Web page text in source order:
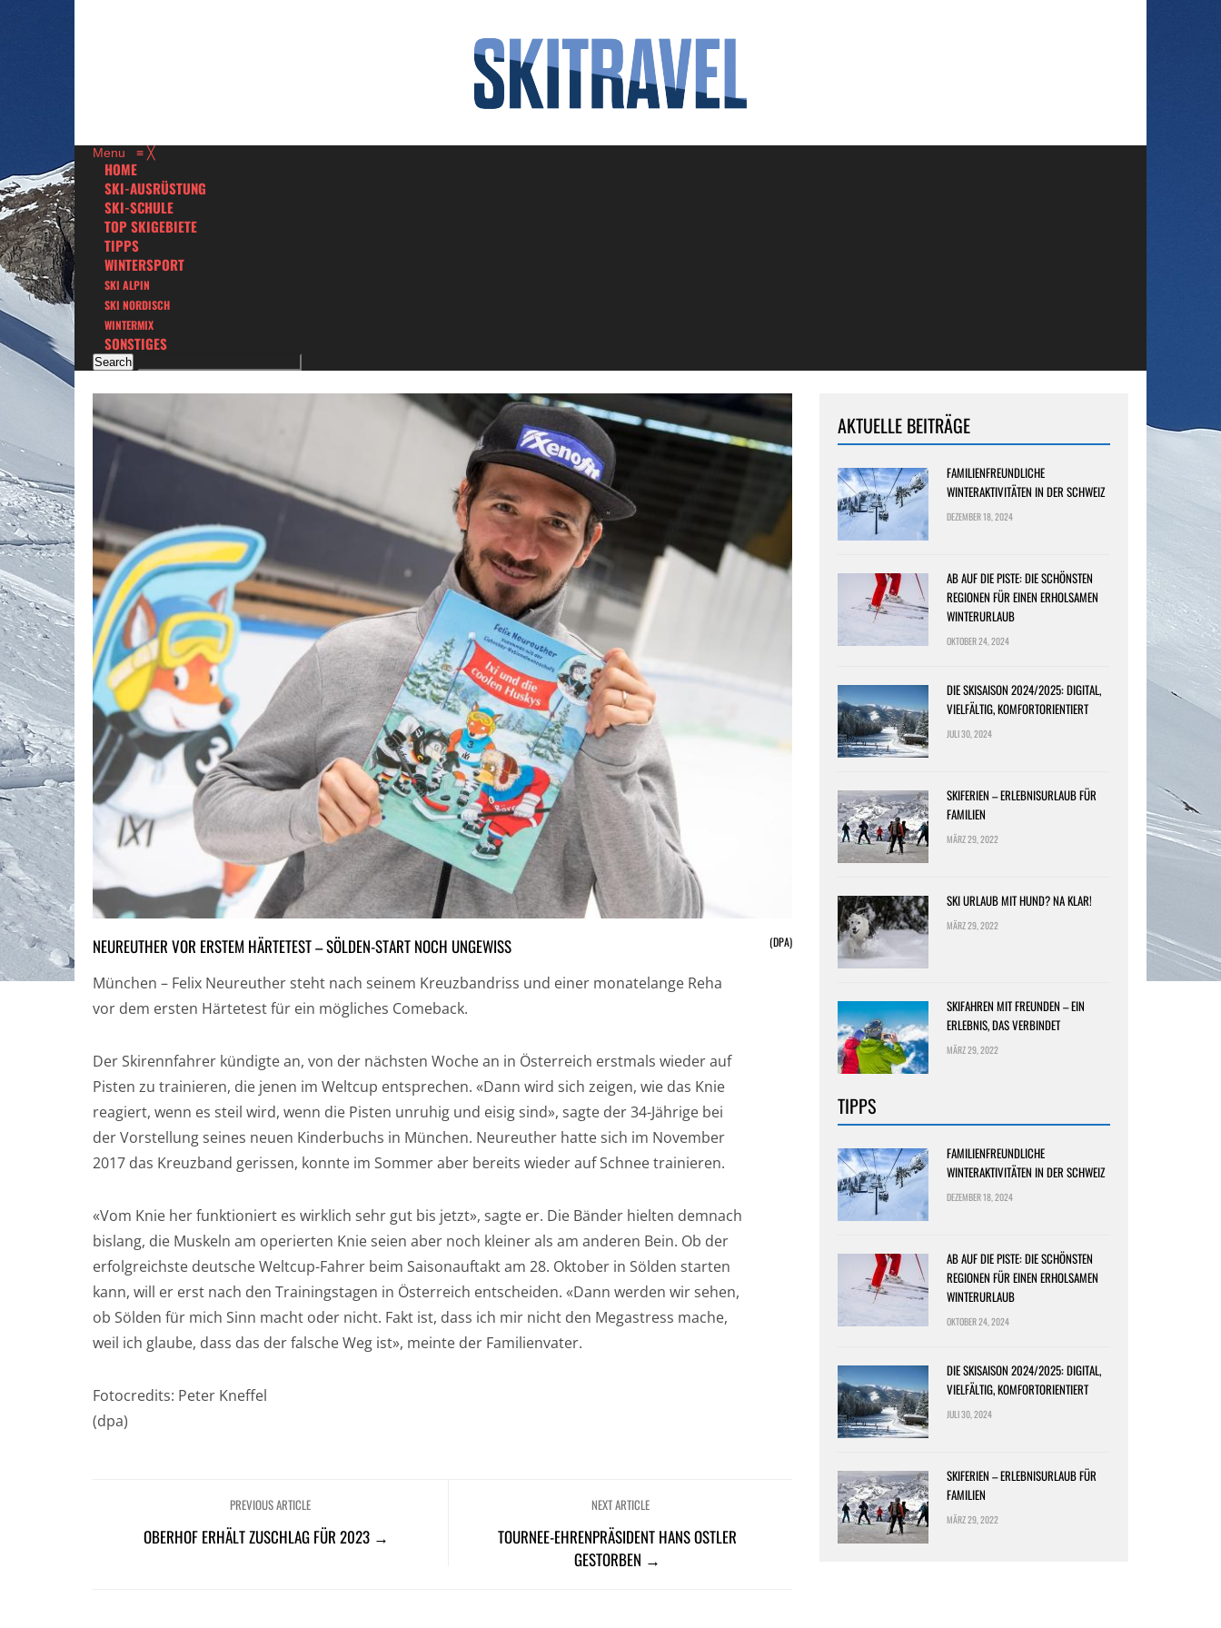
Menu ≡ ╳
HOME
SKI-AUSRÜSTUNG
SKI-SCHULE
TOP SKIGEBIETE
TIPPS
WINTERSPORT
SKI ALPIN
SKI NORDISCH
WINTERMIX
SONSTIGES
NEUREUTHER VOR ERSTEM HÄRTETEST – SÖLDEN-START NOCH UNGEWISS (DPA)
München – Felix Neureuther steht nach seinem Kreuzbandriss und einer monatelange Reha
vor dem ersten Härtetest für ein mögliches Comeback.
Der Skirennfahrer kündigte an, von der nächsten Woche an in Österreich erstmals wieder auf
Pisten zu trainieren, die jenen im Weltcup entsprechen. «Dann wird sich zeigen, wie das Knie
reagiert, wenn es steil wird, wenn die Pisten unruhig und eisig sind», sagte der 34-Jährige bei
der Vorstellung seines neuen Kinderbuchs in München. Neureuther hatte sich im November
2017 das Kreuzband gerissen, konnte im Sommer aber bereits wieder auf Schnee trainieren.
«Vom Knie her funktioniert es wirklich sehr gut bis jetzt», sagte er. Die Bänder hielten demnach
bislang, die Muskeln am operierten Knie seien aber noch kleiner als am anderen Bein. Ob der
erfolgreichste deutsche Weltcup-Fahrer beim Saisonauftakt am 28. Oktober in Sölden starten
kann, will er erst nach den Trainingstagen in Österreich entscheiden. «Dann werden wir sehen,
ob Sölden für mich Sinn macht oder nicht. Fakt ist, dass ich mir nicht den Megastress mache,
weil ich glaube, dass das der falsche Weg ist», meinte der Familienvater.
Fotocredits: Peter Kneffel
(dpa)
PREVIOUS ARTICLE
OBERHOF ERHÄLT ZUSCHLAG FÜR 2023 →
NEXT ARTICLE
TOURNEE-EHRENPRÄSIDENT HANS OSTLER
GESTORBEN →
AKTUELLE BEITRÄGE
FAMILIENFREUNDLICHE
WINTERAKTIVITÄTEN IN DER SCHWEIZ
DEZEMBER 18, 2024
AB AUF DIE PISTE: DIE SCHÖNSTEN
REGIONEN FÜR EINEN ERHOLSAMEN
WINTERURLAUB
OKTOBER 24, 2024
DIE SKISAISON 2024/2025: DIGITAL,
VIELFÄLTIG, KOMFORTORIENTIERT
JULI 30, 2024
SKIFERIEN – ERLEBNISURLAUB FÜR
FAMILIEN
MÄRZ 29, 2022
SKI URLAUB MIT HUND? NA KLAR!
MÄRZ 29, 2022
SKIFAHREN MIT FREUNDEN – EIN
ERLEBNIS, DAS VERBINDET
MÄRZ 29, 2022
TIPPS
FAMILIENFREUNDLICHE
WINTERAKTIVITÄTEN IN DER SCHWEIZ
DEZEMBER 18, 2024
AB AUF DIE PISTE: DIE SCHÖNSTEN
REGIONEN FÜR EINEN ERHOLSAMEN
WINTERURLAUB
OKTOBER 24, 2024
DIE SKISAISON 2024/2025: DIGITAL,
VIELFÄLTIG, KOMFORTORIENTIERT
JULI 30, 2024
SKIFERIEN – ERLEBNISURLAUB FÜR
FAMILIEN
MÄRZ 29, 2022